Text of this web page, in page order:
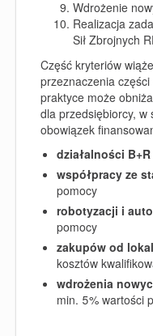
Wdrożenie
Realizacja
Sił Zbrojnych
Część kryteriów
przeznaczenia
praktyce może
dla przedsiębiorcy, w
obowiązek
działalności B+R
współpracy ze
pomocy
robotyzacji i
pomocy
zakupów od
kosztów
wdrożenia
min. 5% wartości